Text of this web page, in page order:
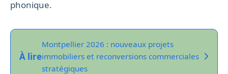
phonique.
À lire
Montpellier 2026 : nouveaux projets
immobiliers et reconversions commerciales
stratégiques